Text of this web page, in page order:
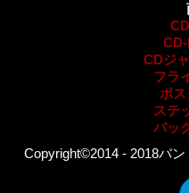
CDジ
フラ
ポス
ステ
バッ
Copyright©2014 - 2018バ